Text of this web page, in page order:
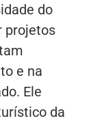
do
projetos
e na
Ele
da